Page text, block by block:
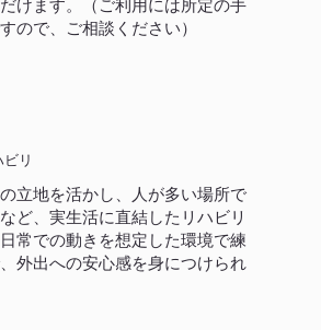
けます。（ご利用には所定の手
ので、ご相談ください）
リ
立地を活かし、人が多い場所で
ど、実生活に直結したリハビリ
常での動きを想定した環境で練
外出への安心感を身につけられ